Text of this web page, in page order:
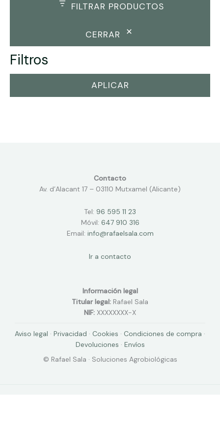
FILTRAR PRODUCTOS
CERRAR
Filtros
APLICAR
Contacto
Av. d’Alacant 17 – 03110 Mutxamel (Alicante)
Tel: 96 595 11 23
Móvil: 647 910 316
Email: info@rafaelsala.com
Ir a contacto
Información legal
Titular legal: Rafael Sala
NIF: XXXXXXXX-X
Aviso legal · Privacidad · Cookies · Condiciones de compra ·
Devoluciones · Envíos
© Rafael Sala · Soluciones Agrobiológicas